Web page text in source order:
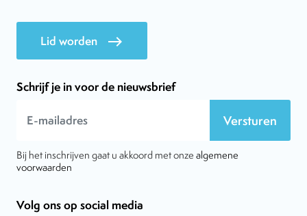
Lid worden east
Schrijf je in voor de nieuwsbrief
Versturen
Bij het inschrijven gaat u akkoord met onze algemene
voorwaarden
Volg ons op social media